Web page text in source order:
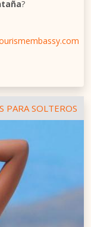
?
PARA SOLTEROS